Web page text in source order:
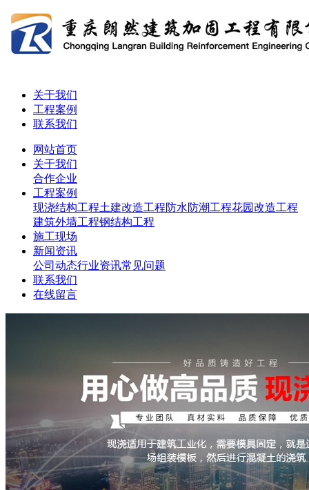
关于我们
工程案例
联系我们
网站首页
关于我们
合作企业
工程案例
现浇结构工程土建改造工程防水防潮工程花园改造工程
建筑外墙工程钢结构工程
施工现场
新闻资讯
公司动态行业资讯常见问题
联系我们
在线留言